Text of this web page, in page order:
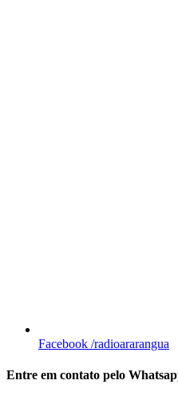
Facebook /radioararangua
Entre em contato pelo